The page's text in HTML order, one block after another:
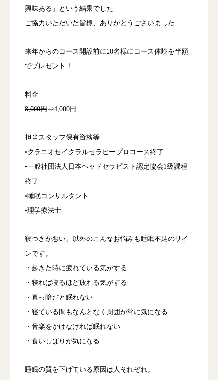
興味ある」という結果でした
ご協力いただいた皆様、ありがとうございました
来年からのコース開設前に20名様にコース体験を半額
でプレゼント！
料金
8,000円⇒4,000円
担当スタッフ保有資格等
•クラニオセイクラルセラピープロコース終了
•一般社団法人日本ヘッドセラピスト認定協会1級課程
終了
•睡眠コンサルタント
•理学療法士
寝つきが悪い、以外のこんなお悩みも睡眠不足のサイ
ンです。
・起きた時に疲れている気がする
・寝れば寝るほど疲れる気がする
・真っ暗だと眠れない
・寝ている間もなんとなく周囲が常に気になる
・音楽をかけなければ眠れない
・食いしばりが気になる
睡眠の質を下げている原因は人それぞれ。